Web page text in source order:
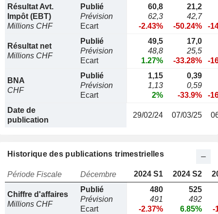
Résultat Avt.
Impôt (EBT)
Millions CHF
Publié
Prévision
Ecart
60,8
62,3
-2.43%
21,2
42,7
-50.24%
-
Résultat net
Millions CHF
Publié
Prévision
Ecart
49,5
48,8
1.27%
17,0
25,5
-33.28%
-
BNA
CHF
Publié
Prévision
Ecart
1,15
1,13
2%
0,39
0,59
-33.9%
-
Date de
publication
29/02/24 07/03/25
Historique des publications trimestrielles
Période Fiscale Décembre 2024 S1 2024 S2
Chiffre d'affaires
Millions CHF
Publié
Prévision
Ecart
480
491
-2.37%
525
492
6.85%
-